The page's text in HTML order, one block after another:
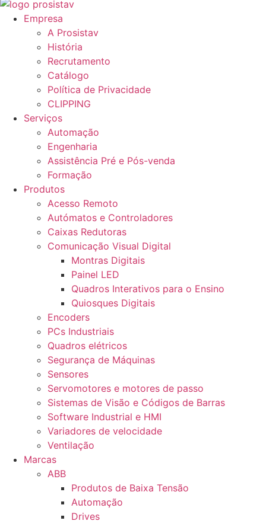
Empresa
A Prosistav
História
Recrutamento
Catálogo
Política de Privacidade
CLIPPING
Serviços
Automação
Engenharia
Assistência Pré e Pós-venda
Formação
Produtos
Acesso Remoto
Autómatos e Controladores
Caixas Redutoras
Comunicação Visual Digital
Montras Digitais
Painel LED
Quadros Interativos para o Ensino
Quiosques Digitais
Encoders
PCs Industriais
Quadros elétricos
Segurança de Máquinas
Sensores
Servomotores e motores de passo
Sistemas de Visão e Códigos de Barras
Software Industrial e HMI
Variadores de velocidade
Ventilação
Marcas
ABB
Produtos de Baixa Tensão
Automação
Drives